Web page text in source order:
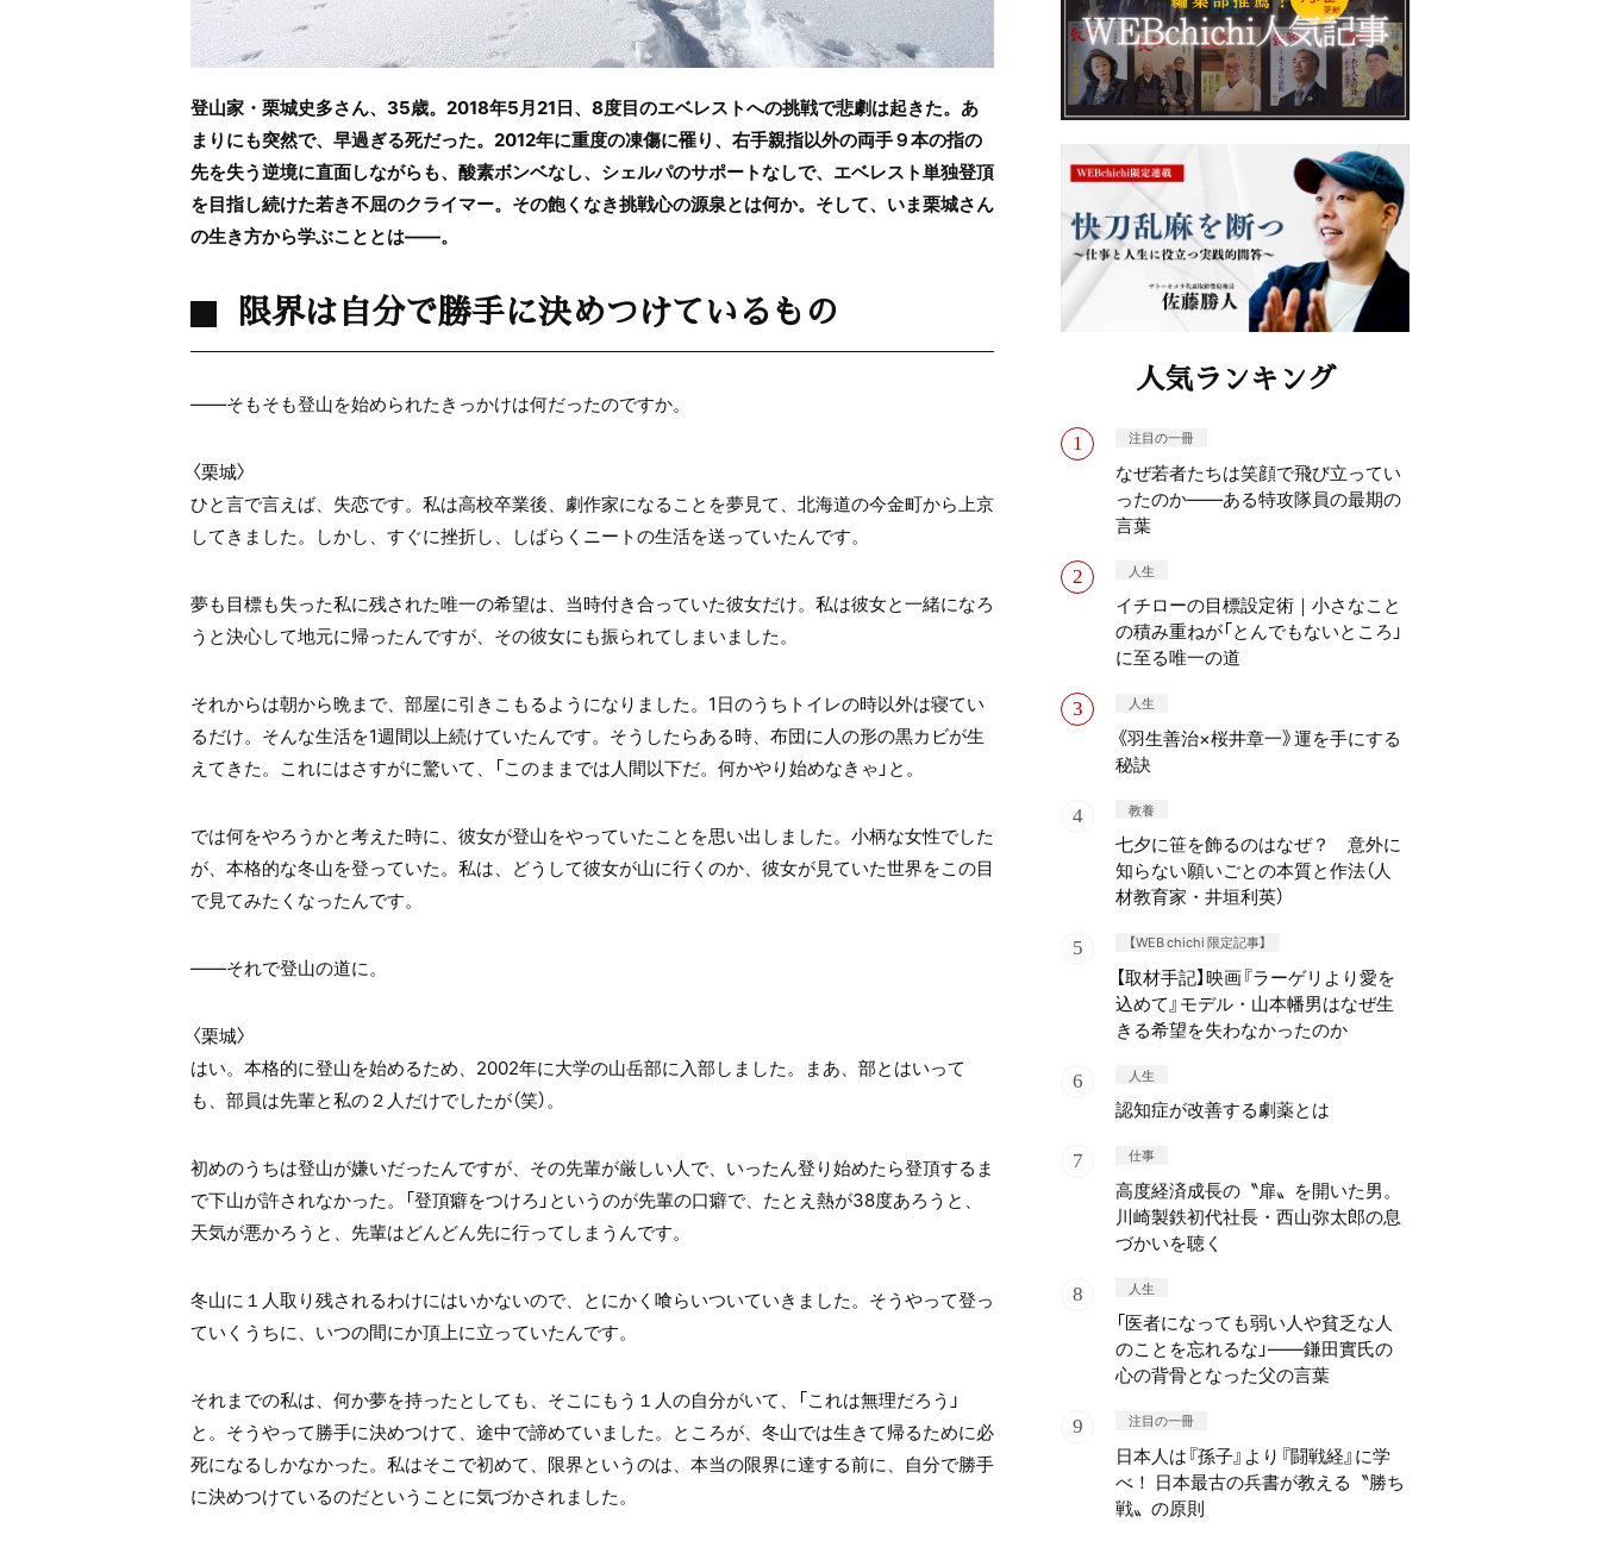
登山家・栗城史多さん、35歳。2018年5月21日、8度目のエベレストへの挑戦で悲劇は起きた。あ
まりにも突然で、早過ぎる死だった。2012年に重度の凍傷に罹り、右手親指以外の両手９本の指の
先を失う逆境に直面しながらも、酸素ボンベなし、シェルパのサポートなしで、エベレスト単独登頂
を目指し続けた若き不屈のクライマー。その飽くなき挑戦心の源泉とは何か。そして、いま栗城さん
の生き方から学ぶこととは――。
限界は自分で勝手に決めつけているもの
――そもそも登山を始められたきっかけは何だったのですか。
〈栗城〉
ひと言で言えば、失恋です。私は高校卒業後、劇作家になることを夢見て、北海道の今金町から上京
してきました。しかし、すぐに挫折し、しばらくニートの生活を送っていたんです。
夢も目標も失った私に残された唯一の希望は、当時付き合っていた彼女だけ。私は彼女と一緒になろ
うと決心して地元に帰ったんですが、その彼女にも振られてしまいました。
それからは朝から晩まで、部屋に引きこもるようになりました。1日のうちトイレの時以外は寝てい
るだけ。そんな生活を1週間以上続けていたんです。そうしたらある時、布団に人の形の黒カビが生
えてきた。これにはさすがに驚いて、「このままでは人間以下だ。何かやり始めなきゃ」と。
では何をやろうかと考えた時に、彼女が登山をやっていたことを思い出しました。小柄な女性でした
が、本格的な冬山を登っていた。私は、どうして彼女が山に行くのか、彼女が見ていた世界をこの目
で見てみたくなったんです。
――それで登山の道に。
〈栗城〉
はい。本格的に登山を始めるため、2002年に大学の山岳部に入部しました。まあ、部とはいって
も、部員は先輩と私の２人だけでしたが（笑）。
初めのうちは登山が嫌いだったんですが、その先輩が厳しい人で、いったん登り始めたら登頂するま
で下山が許されなかった。「登頂癖をつけろ」というのが先輩の口癖で、たとえ熱が38度あろうと、
天気が悪かろうと、先輩はどんどん先に行ってしまうんです。
冬山に１人取り残されるわけにはいかないので、とにかく喰らいついていきました。そうやって登っ
ていくうちに、いつの間にか頂上に立っていたんです。
それまでの私は、何か夢を持ったとしても、そこにもう１人の自分がいて、「これは無理だろう」
と。そうやって勝手に決めつけて、途中で諦めていました。ところが、冬山では生きて帰るために必
死になるしかなかった。私はそこで初めて、限界というのは、本当の限界に達する前に、自分で勝手
に決めつけているのだということに気づかされました。
人気ランキング
注目の一冊
なぜ若者たちは笑顔で飛び立ってい
ったのか——ある特攻隊員の最期の
言葉
人生
イチローの目標設定術｜小さなこと
の積み重ねが「とんでもないところ」
に至る唯一の道
人生
《羽生善治×桜井章一》運を手にする
秘訣
教養
七夕に笹を飾るのはなぜ？ 意外に
知らない願いごとの本質と作法（人
材教育家・井垣利英）
【WEB chichi 限定記事】
【取材手記】映画『ラーゲリより愛を
込めて』モデル・山本幡男はなぜ生
きる希望を失わなかったのか
人生
認知症が改善する劇薬とは
仕事
高度経済成長の〝扉〟を開いた男。
川崎製鉄初代社長・西山弥太郎の息
づかいを聴く
人生
「医者になっても弱い人や貧乏な人
のことを忘れるな」——鎌田實氏の
心の背骨となった父の言葉
注目の一冊
日本人は『孫子』より『闘戦経』に学
べ！ 日本最古の兵書が教える〝勝ち
戦〟の原則